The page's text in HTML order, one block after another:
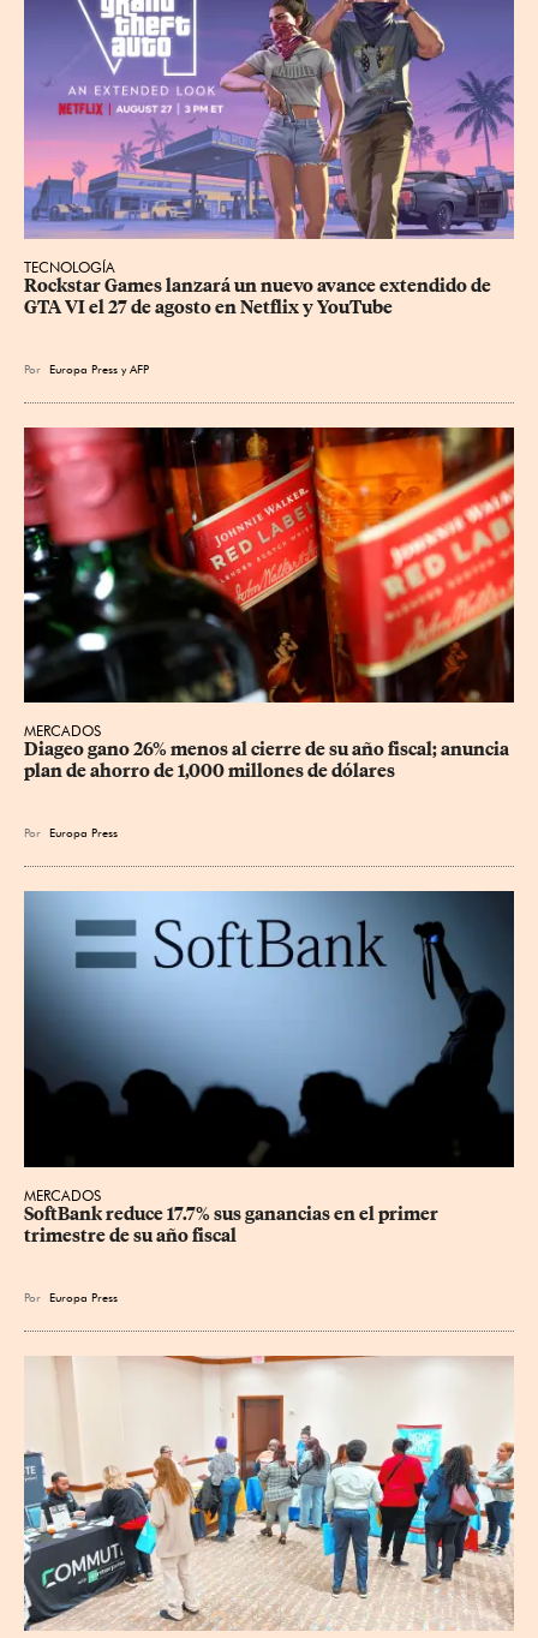
TECNOLOGÍA
Rockstar Games lanzará un nuevo avance extendido de
GTA VI el 27 de agosto en Netflix y YouTube
Por Europa Press yAFP
MERCADOS
Diageo gano 26% menos al cierre de su año fiscal; anuncia
plan de ahorro de 1,000 millones de dólares
Por Europa Press
MERCADOS
SoftBank reduce 17.7% sus ganancias en el primer
trimestre de su año fiscal
Por Europa Press